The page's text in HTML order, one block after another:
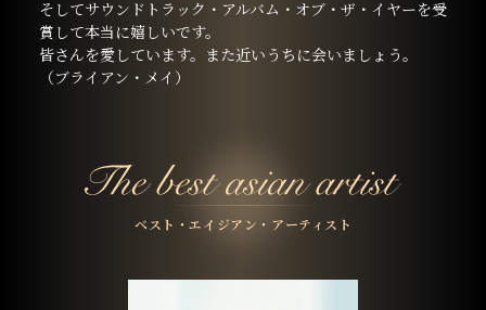
そしてサウンドトラック・アルバム・オブ・ザ・イヤーを受
賞して本当に嬉しいです。
皆さんを愛しています。また近いうちに会いましょう。
（ブライアン・メイ）
ベスト・エイジアン・アーティスト